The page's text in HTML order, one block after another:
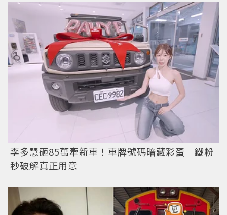
李多慧砸85萬牽新車！車牌號碼暗藏彩蛋 鐵粉
秒破解真正用意